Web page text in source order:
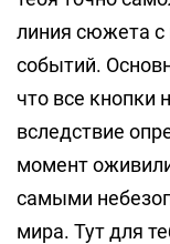
линия сюжета
событий.
что все кнопки
вследствие
момент
самыми
мира. Тут для